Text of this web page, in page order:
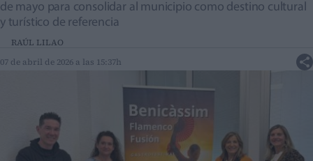
de mayo para consolidar al municipio como destino cultural
y turístico de referencia
RAÚL LILAO
07 de abril de 2026 a las 15:37h